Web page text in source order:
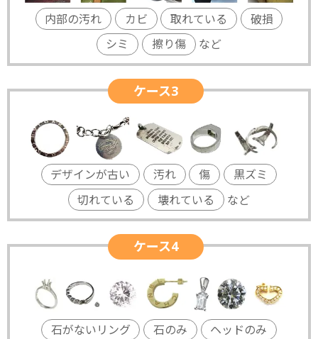
内部の汚れ カビ 取れている
破損
シミ
擦り傷 など
ケース3
デザインが古い 汚れ 傷
黒ズミ
切れている
壊れている など
ケース4
石がないリング 石のみ
ヘッドのみ